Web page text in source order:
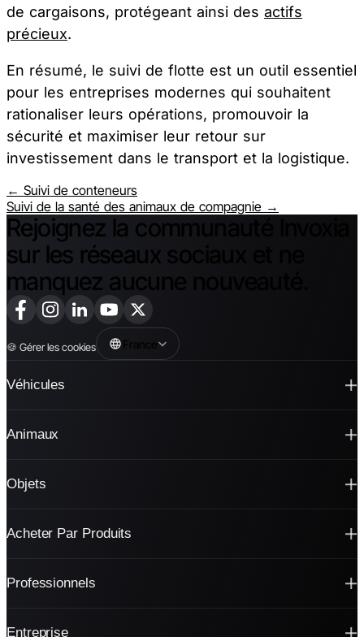
de cargaisons, protégeant ainsi des actifs
précieux.
En résumé, le suivi de flotte est un outil essentiel
pour les entreprises modernes qui souhaitent
rationaliser leurs opérations, promouvoir la
sécurité et maximiser leur retour sur
investissement dans le transport et la logistique.
← Suivi de conteneurs
Suivi de la santé des animaux de compagnie →
Rejoignez la communauté Invoxia
sur les réseaux sociaux et ne
manquez aucune nouveauté.
🍪 Gérer les cookies France
Véhicules
Animaux
Objets
Acheter Par Produits
Professionnels
Entreprise